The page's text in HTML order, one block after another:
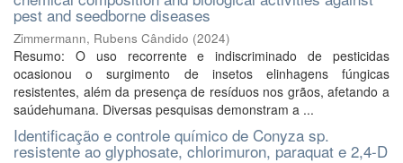
pest and seedborne diseases
Zimmermann, Rubens Cândido (2024)
Resumo: O uso recorrente e indiscriminado de pesticidas
ocasionou o surgimento de insetos elinhagens fúngicas
resistentes, além da presença de resíduos nos grãos, afetando a
saúdehumana. Diversas pesquisas demonstram a ...
Identificação e controle químico de Conyza sp.
resistente ao glyphosate, chlorimuron, paraquat e 2,4-D